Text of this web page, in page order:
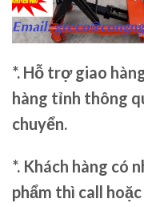
*. Hỗ trợ giao
hàng tỉnh thông
chuyển.
*. Khách hàng có
phẩm thì call